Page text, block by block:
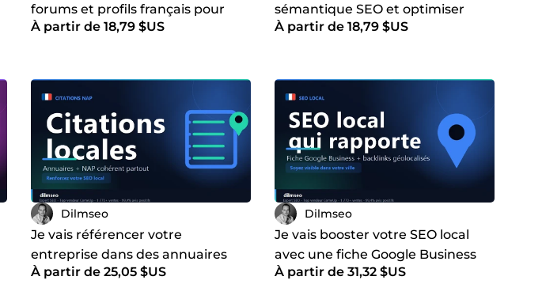
forums et profils français pour
diversifier votre netlinking
À partir de 18,79 $US
sémantique SEO et optimiser
votre maillage interne
À partir de 18,79 $US
Dilmseo
Je vais référencer votre
entreprise dans des annuaires
locaux avec citations NAP
À partir de 25,05 $US
Dilmseo
Je vais booster votre SEO local
avec une fiche Google Business
optimisée et des backlinks
À partir de 31,32 $US